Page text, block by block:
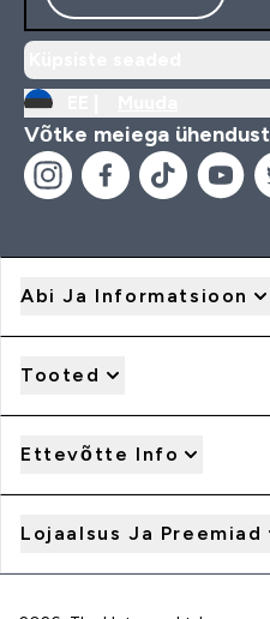
Võtke meiega ühendust
Abi Ja Informatsioon
Tooted
Ettevõtte Info
Lojaalsus Ja Preemiad